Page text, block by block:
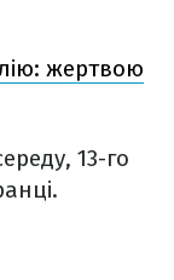
жертвою
13-го